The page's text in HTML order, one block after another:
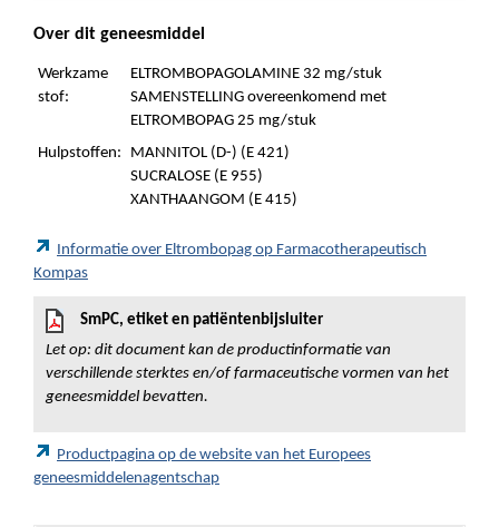
Over dit geneesmiddel
Werkzame
stof:
ELTROMBOPAGOLAMINE 32 mg/stuk
SAMENSTELLING overeenkomend met
ELTROMBOPAG 25 mg/stuk
Hulpstoffen:
MANNITOL (D-) (E 421)
SUCRALOSE (E 955)
XANTHAANGOM (E 415)
Informatie over Eltrombopag op Farmacotherapeutisch
Kompas
SmPC, etiket en patiëntenbijsluiter
Let op: dit document kan de productinformatie van
verschillende sterktes en/of farmaceutische vormen van het
geneesmiddel bevatten.
Productpagina op de website van het Europees
geneesmiddelenagentschap